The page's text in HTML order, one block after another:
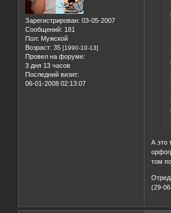
Зарегистрирован: 03-05-2007
Сообщений: 181
Пол: Мужской
Возраст: 35 [1990-10-13]
Провел на форуме:
3 дня 13 часов
Последний визит:
06-01-2008 02:13:07
А это
том
(29-